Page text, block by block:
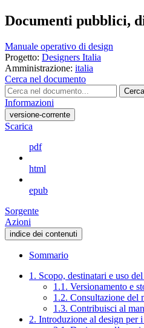
Documenti pubblici,
Manuale operativo di design
Progetto: Designers Italia
Amministrazione: italia
Cerca nel documento
Informazioni
versione-corrente
Scarica
pdf
html
epub
Sorgente
Azioni
indice dei contenuti
Sommario
1. Scopo, destinatari e uso
1.1. Versionamento e
1.2. Consultazione del
1.3. Contribuisci al
2. Introduzione al design per